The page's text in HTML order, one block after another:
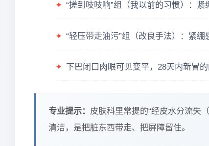
✦ “搓到吱吱响”组（我以前的习惯）：
✦ “轻压带走油污”组（改良手法）：紧
✦ 下巴闭口肉眼可见变平，28天内新冒
专业提示： 皮肤科里常提的“经皮水分流失
清洁，是把脏东西带走、把屏障留住。